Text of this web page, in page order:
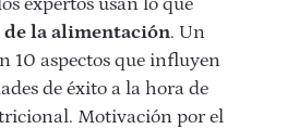
de la alimentación. Un
10 aspectos que influyen
de éxito a la hora de
Motivación por el